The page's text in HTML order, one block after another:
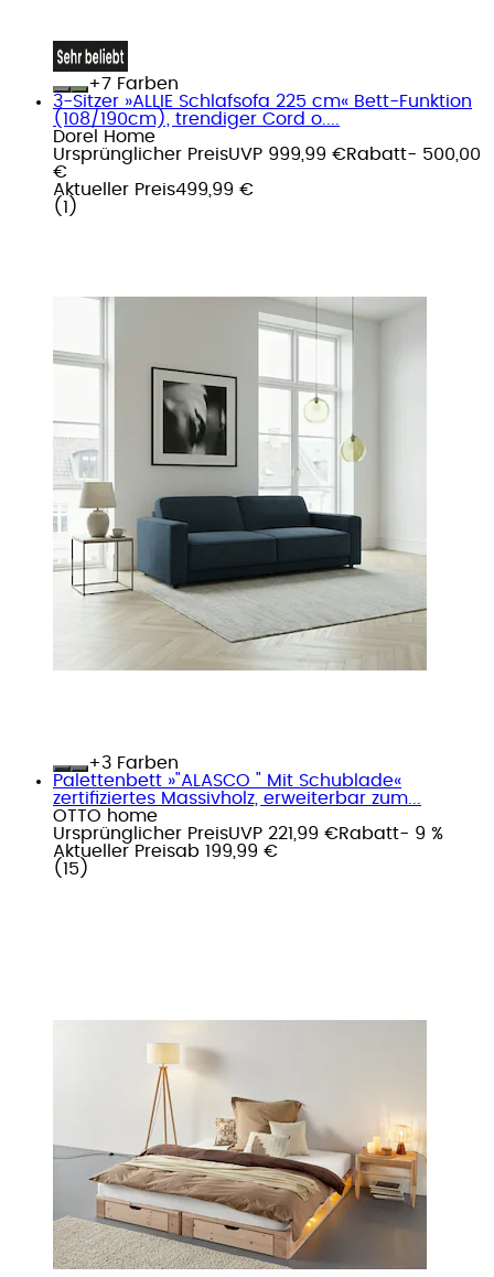
+
Farben
3-Sitzer »ALLIE Schlafsofa 225 cm« Bett-Funktion
(108/190cm), trendiger Cord o....
Dorel Home
Ursprünglicher PreisUVP 999,99 €Rabatt- 500,00
€
Aktueller Preis499,99 €
( 1 )
+
Farben
Palettenbett »"ALASCO " Mit Schublade«
zertifiziertes Massivholz, erweiterbar zum...
OTTO home
Ursprünglicher PreisUVP 221,99 €Rabatt- 9 %
Aktueller Preisab 199,99 €
( 15 )